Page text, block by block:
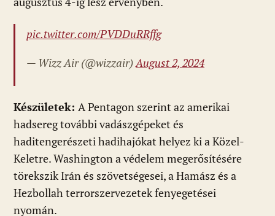
pic.twitter.com/PVDDuRRffg
— Wizz Air (@wizzair)August 2, 2024
Készületek: A Pentagon szerint az amerikai
hadsereg további vadászgépeket és
haditengerészeti hadihajókat helyez ki a Közel-
Keletre. Washington a védelem megerősítésére
törekszik Irán és szövetségesei, a Hamász és a
Hezbollah terrorszervezetek fenyegetései
nyomán.